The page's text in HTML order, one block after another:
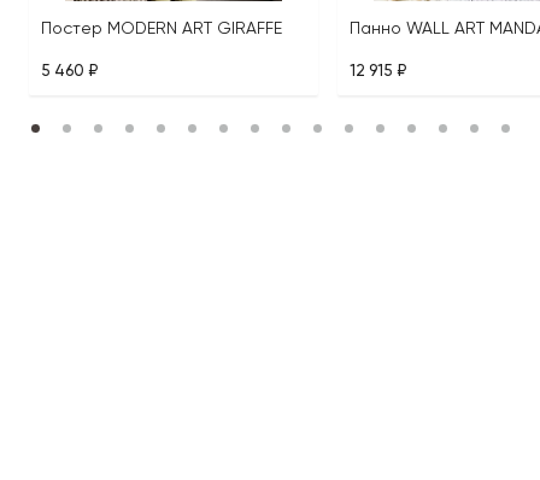
Постер MODERN ART GIRAFFE
5 460 ₽
Панно WALL ART
12 915 ₽